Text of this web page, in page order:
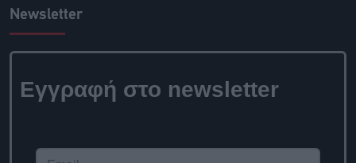
Newsletter
Εγγραφή στο newsletter